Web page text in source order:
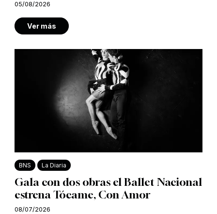
05/08/2026
Ver más
BNS La Diaria
Gala con dos obras el Ballet Nacional
estrena Tócame, Con Amor
08/07/2026